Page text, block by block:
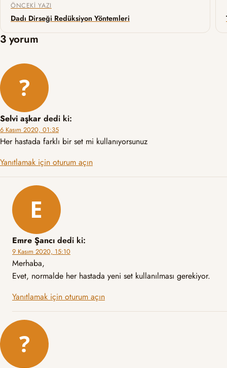
ÖNCEKI YAZI
Dadı Dirseği Redüksiyon Yöntemleri
3 yorum
Selvi aşkar dedi ki:
6 Kasım 2020, 01:35
Her hastada farklı bir set mi kullanıyorsunuz
Yanıtlamak için oturum açın
Emre Şancı dedi ki:
9 Kasım 2020, 15:10
Merhaba,
Evet, normalde her hastada yeni set kullanılması gerekiyor.
Yanıtlamak için oturum açın